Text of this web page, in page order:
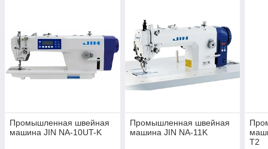
Промышленная швейная
машина JIN NA-10UT-K
Промышленная швейная
машина JIN NA-11K
T2